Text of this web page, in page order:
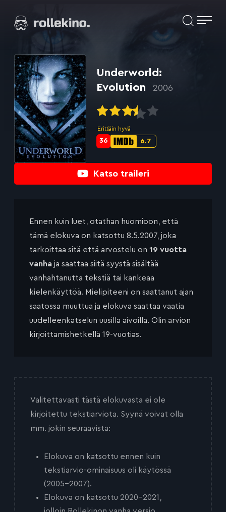
suoraan
Elokuvat ja elokuva-arviot | Rollekino.fi
jälkeen.
Katso traileri
Underworld:
Evolution
2006
Erittäin hyvä
IMDb-
6.7
Metascore-
36
Ennen kuin luet, otathan huomioon, että
tämä elokuva on katsottu 8.5.2007, joka
tarkoittaa sitä että arvostelu on 19 vuotta
vanha ja saattaa siitä syystä sisältää
vanhahtanutta tekstiä tai kankeaa
kielenkäyttöä. Mielipiteeni on saattanut ajan
saatossa muuttua ja elokuva saattaa vaatia
uudelleenkatselun uusilla aivoilla. Olin arvion
kirjoittamishetkellä 19-vuotias.
Valitettavasti tästä elokuvasta ei ole
kirjoitettu tekstiarviota. Syynä voivat olla
mm. jokin seuraavista:
Elokuva on katsottu ennen kuin
tekstiarvio-ominaisuus oli käytössä
(2005-2007).
Elokuva on katsottu 2020-2021,